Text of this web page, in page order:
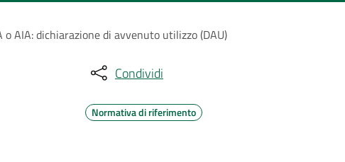
AIA: dichiarazione di avvenuto utilizzo (DAU)
Condividi
Normativa di riferimento